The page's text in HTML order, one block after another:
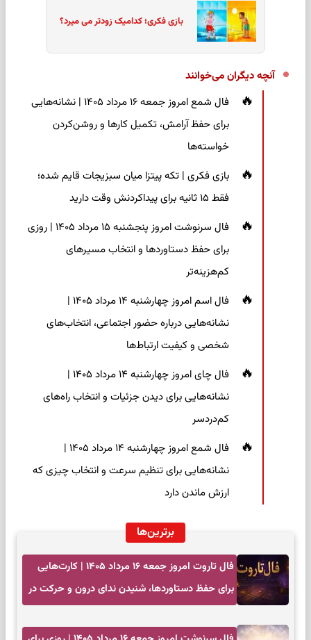
بازی فکری؛ کدامیک زودتر می میرد؟
آنچه دیگران می‌خوانند
فال شمع امروز جمعه ۱۶ مرداد ۱۴۰۵ | نشانه‌هایی
برای حفظ آرامش، تکمیل کارها و روشن‌کردن
خواسته‌ها
بازی فکری | تکه پیتزا میان سبزیجات قایم شده؛
فقط ۱۵ ثانیه برای پیداکردنش وقت دارید
فال سرنوشت امروز پنجشنبه ۱۵ مرداد ۱۴۰۵ | روزی
برای حفظ دستاوردها و انتخاب مسیرهای
کم‌هزینه‌تر
فال اسم امروز چهارشنبه ۱۴ مرداد ۱۴۰۵ |
نشانه‌هایی درباره حضور اجتماعی، انتخاب‌های
شخصی و کیفیت ارتباط‌ها
فال چای امروز چهارشنبه ۱۴ مرداد ۱۴۰۵ |
نشانه‌هایی برای دیدن جزئیات و انتخاب راه‌های
کم‌دردسر
فال شمع امروز چهارشنبه ۱۴ مرداد ۱۴۰۵ |
نشانه‌هایی برای تنظیم سرعت و انتخاب چیزی که
ارزش ماندن دارد
برترین‌ها
فال تاروت امروز جمعه ۱۶ مرداد ۱۴۰۵ | کارت‌هایی
برای حفظ دستاوردها، شنیدن ندای درون و حرکت در